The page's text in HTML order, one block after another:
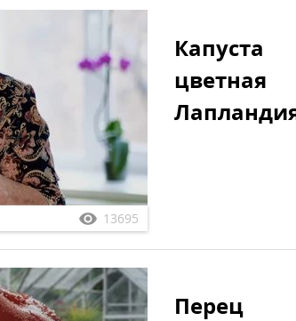
13695
Капуста
цветная
Перец